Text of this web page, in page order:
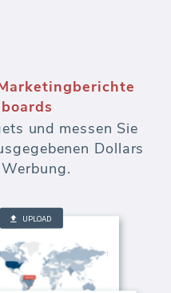
und messen Sie
Dollars